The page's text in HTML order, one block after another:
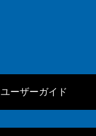
ユーザーガイド